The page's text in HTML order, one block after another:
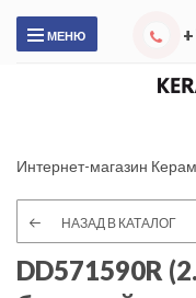
МЕНЮ
Интернет-магазин
НАЗАД В КАТАЛОГ
DD571590R